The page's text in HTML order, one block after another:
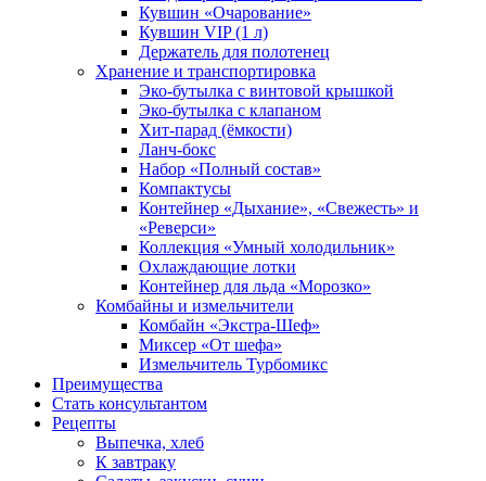
Кувшин «Очарование»
Кувшин VIP (1 л)
Держатель для полотенец
Хранение и транспортировка
Эко-бутылка с винтовой крышкой
Эко-бутылка с клапаном
Хит-парад (ёмкости)
Ланч-бокс
Набор «Полный состав»
Компактусы
Контейнер «Дыхание», «Свежесть» и
«Реверси»
Коллекция «Умный холодильник»
Охлаждающие лотки
Контейнер для льда «Морозко»
Комбайны и измельчители
Комбайн «Экстра-Шеф»
Миксер «От шефа»
Измельчитель Турбомикс
Преимущества
Стать консультантом
Рецепты
Выпечка, хлеб
К завтраку